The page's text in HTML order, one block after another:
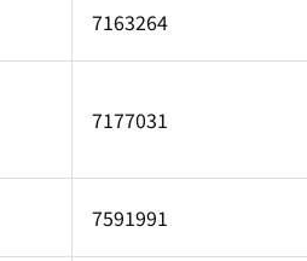
7163264
7177031
7591991